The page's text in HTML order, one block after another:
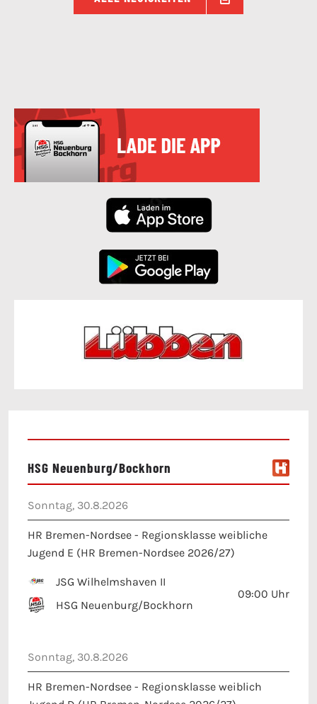
HSG Neuenburg/Bockhorn
Jugend E (HR Bremen-Nordsee 2026/27)
HSG Neuenburg/Bockhorn
Jugend D (HR Bremen-Nordsee 2026/27)